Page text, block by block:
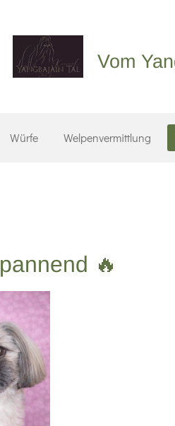
Vom
Würfe Welpenvermittlung
🔥